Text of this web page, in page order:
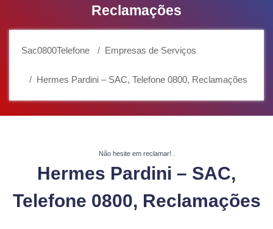
Reclamações
Sac0800Telefone Empresas de Serviços
Hermes Pardini – SAC, Telefone 0800, Reclamações
Não hesite em reclamar!
Hermes Pardini – SAC,
Telefone 0800, Reclamações